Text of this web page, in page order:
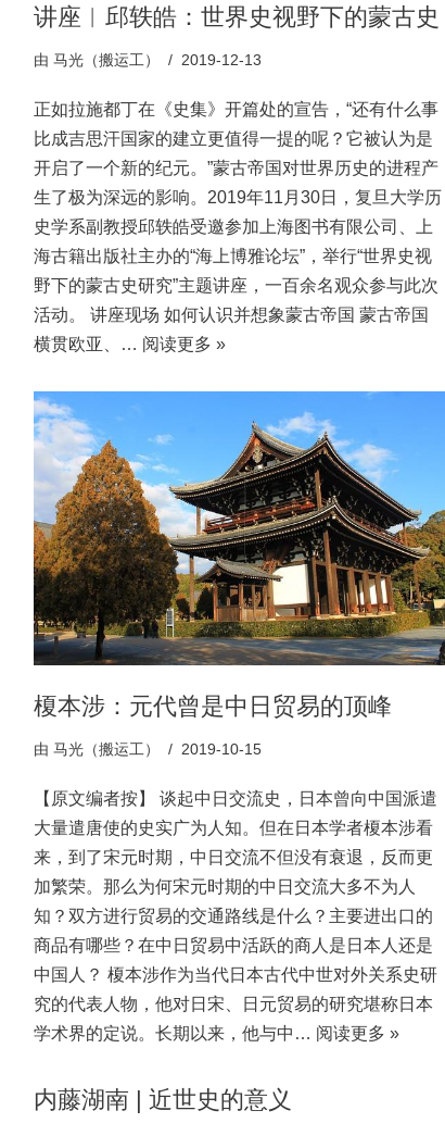
讲座︱邱轶皓：世界史视野下的蒙古史
由 马光（搬运工） 2019-12-13
正如拉施都丁在《史集》开篇处的宣告，“还有什么事
比成吉思汗国家的建立更值得一提的呢？它被认为是
开启了一个新的纪元。”蒙古帝国对世界历史的进程产
生了极为深远的影响。2019年11月30日，复旦大学历
史学系副教授邱轶皓受邀参加上海图书有限公司、上
海古籍出版社主办的“海上博雅论坛”，举行“世界史视
野下的蒙古史研究”主题讲座，一百余名观众参与此次
活动。 讲座现场 如何认识并想象蒙古帝国 蒙古帝国
横贯欧亚、… 阅读更多 »
榎本涉：元代曾是中日贸易的顶峰
由 马光（搬运工） 2019-10-15
【原文编者按】 谈起中日交流史，日本曾向中国派遣
大量遣唐使的史实广为人知。但在日本学者榎本涉看
来，到了宋元时期，中日交流不但没有衰退，反而更
加繁荣。那么为何宋元时期的中日交流大多不为人
知？双方进行贸易的交通路线是什么？主要进出口的
商品有哪些？在中日贸易中活跃的商人是日本人还是
中国人？ 榎本涉作为当代日本古代中世对外关系史研
究的代表人物，他对日宋、日元贸易的研究堪称日本
学术界的定说。长期以来，他与中… 阅读更多 »
内藤湖南 | 近世史的意义